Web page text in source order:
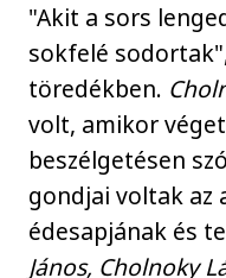
"Akit a sors
sokfelé
töredékben.
volt, amikor
beszélgetésen
gondjai voltak az
édesapjának és
János, Cholnoky